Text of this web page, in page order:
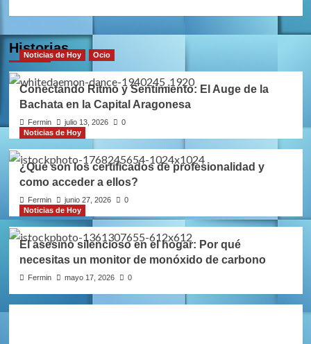
Historias
Noticias de Hoy Ocio
Conectando Ritmo y Sentimiento: El Auge de la
Bachata en la Capital Aragonesa
Fermin julio 13, 2026
0
Noticias de Hoy
¿Qué son los certificados de profesionalidad y
como acceder a ellos?
Fermin junio 27, 2026
0
Noticias de Hoy
El asesino silencioso en el hogar: Por qué
necesitas un monitor de monóxido de carbono
Fermin mayo 17, 2026 0